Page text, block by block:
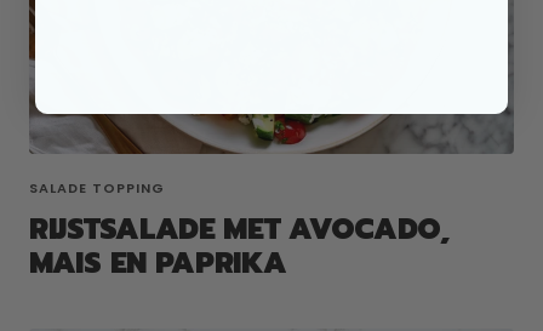
SALADE TOPPING
RIJSTSALADE MET AVOCADO,
MAIS EN PAPRIKA